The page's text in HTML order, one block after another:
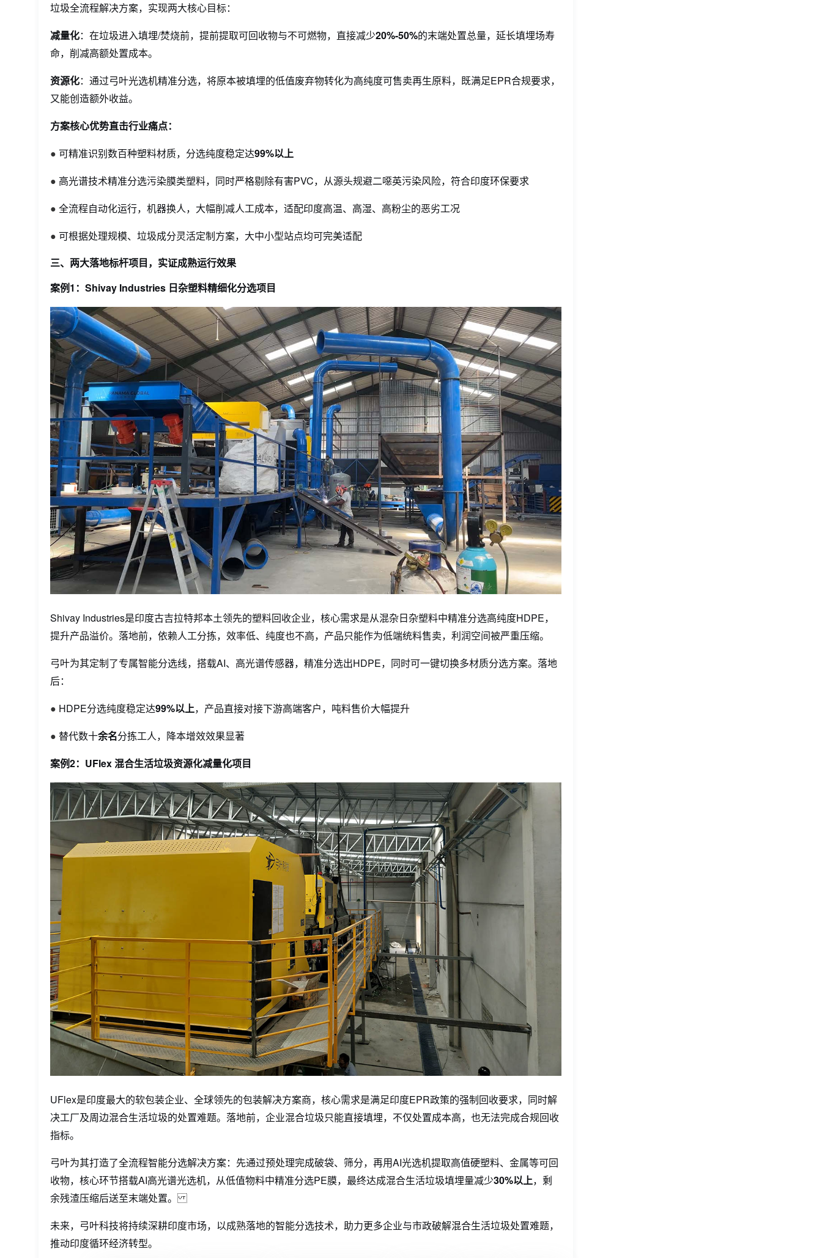
垃圾全流程解决方案，实现两大核心目标：
减量化：在垃圾进入填埋/焚烧前，提前提取可回收物与不可燃物，直接减少20%-50%的末端处置总量，延长填埋场寿
命，削减高额处置成本。
资源化：通过弓叶光选机精准分选，将原本被填埋的低值废弃物转化为高纯度可售卖再生原料，既满足EPR合规要求，
又能创造额外收益。
方案核心优势直击行业痛点：
●可精准识别数百种塑料材质，分选纯度稳定达99%以上
● 高光谱技术精准分选污染膜类塑料，同时严格剔除有害PVC，从源头规避二噁英污染风险，符合印度环保要求
●全流程自动化运行，机器换人，大幅削减人工成本，适配印度高温、高湿、高粉尘的恶劣工况
●可根据处理规模、垃圾成分灵活定制方案，大中小型站点均可完美适配
三、两大落地标杆项目，实证成熟运行效果
案例1：Shivay Industries 日杂塑料精细化分选项目
Shivay Industries是印度古吉拉特邦本土领先的塑料回收企业，核心需求是从混杂日杂塑料中精准分选高纯度HDPE，
提升产品溢价。落地前，依赖人工分拣，效率低、纯度也不高，产品只能作为低端统料售卖，利润空间被严重压缩。
弓叶为其定制了专属智能分选线，搭载AI、 高光谱传感器，精准分选出HDPE，同时可一键切换多材质分选方案。落地
后：
● HDPE分选纯度稳定达99%以上，产品直接对接下游高端客户，吨料售价大幅提升
● 替代数十余名分拣工人，降本增效效果显著
案例2：UFlex 混合生活垃圾资源化减量化项目
UFlex是印度最大的软包装企业、全球领先的包装解决方案商，核心需求是满足印度EPR政策的强制回收要求，同时解
决工厂及周边混合生活垃圾的处置难题。落地前，企业混合垃圾只能直接填埋，不仅处置成本高，也无法完成合规回收
指标。
弓叶为其打造了全流程智能分选解决方案：先通过预处理完成破袋、筛分，再用AI光选机提取高值硬塑料、金属等可回
收物，核心环节搭载AI高光谱光选机，从低值物料中精准分选PE膜，最终达成混合生活垃圾填埋量减少30%以上，剩
余残渣压缩后送至末端处置。
未来，弓叶科技将持续深耕印度市场，以成熟落地的智能分选技术，助力更多企业与市政破解混合生活垃圾处置难题，
推动印度循环经济转型。